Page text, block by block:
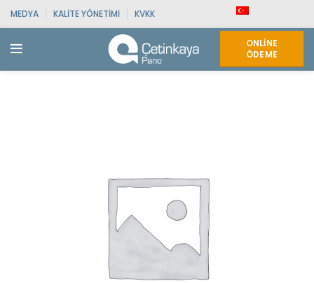
MEDYA KALITE YÖNETIMI KVKK
ONLINE
ÖDEME